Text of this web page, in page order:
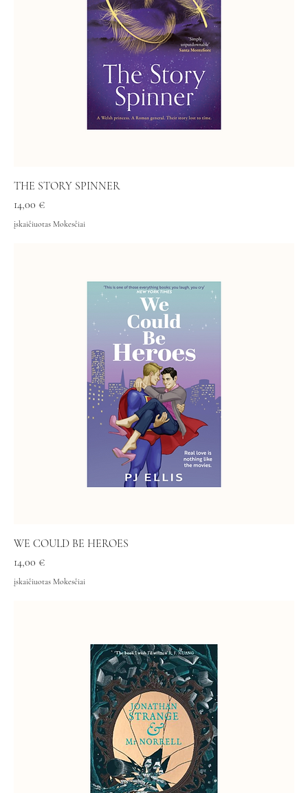
THE STORY SPINNER
Kaina
14,00 €
įskaičiuotas Mokesčiai
WE COULD BE HEROES
Kaina
14,00 €
įskaičiuotas Mokesčiai